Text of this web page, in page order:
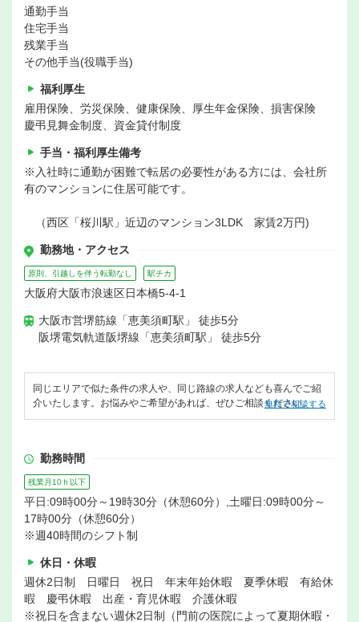
通勤手当
住宅手当
残業手当
その他手当(役職手当)
福利厚生
雇用保険、労災保険、健康保険、厚生年金保険、損害保険
慶弔見舞金制度、資金貸付制度
手当・福利厚生備考
※入社時に通勤が困難で転居の必要性がある方には、会社所
有のマンションに住居可能です。
（西区「桜川駅」近辺のマンション3LDK 家賃2万円)
勤務地・アクセス
原則、引越しを伴う転勤なし 駅チカ
大阪府大阪市浪速区日本橋5-4-1
大阪市営堺筋線「恵美須町駅」 徒歩5分
阪堺電気軌道阪堺線「恵美須町駅」 徒歩5分
同じエリアで似た条件の求人や、同じ路線の求人なども喜んでご紹
介いたします。お悩みやご希望があれば、ぜひご相談ください。
無料で相談する
勤務時間
残業月10ｈ以下
平日:09時00分～19時30分（休憩60分）,土曜日:09時00分～
17時00分（休憩60分）
※週40時間のシフト制
休日・休暇
週休2日制 日曜日 祝日 年末年始休暇 夏季休暇 有給休
暇 慶弔休暇 出産・育児休暇 介護休暇
※祝日を含まない週休2日制（門前の医院によって夏期休暇・